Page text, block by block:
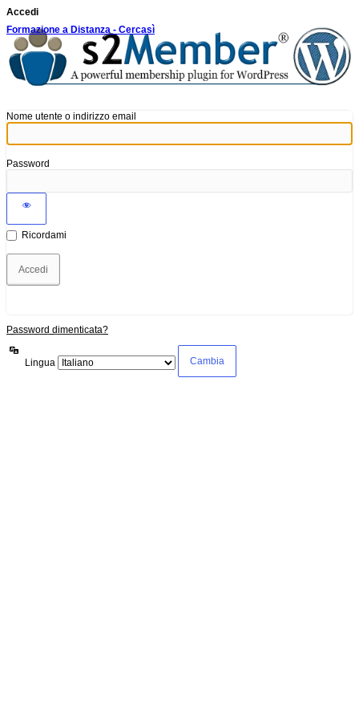
Accedi
Formazione a Distanza - Cercasì
Nome utente o indirizzo email
Password
Ricordami
Password dimenticata?
Lingua